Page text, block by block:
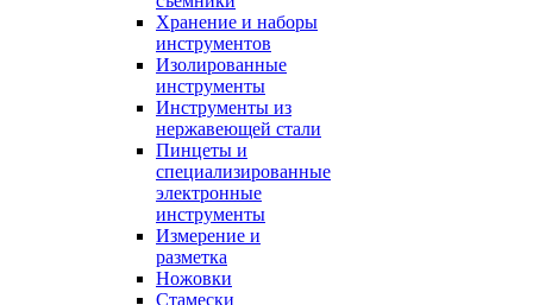
Хранение и наборы
инструментов
Изолированные
инструменты
Инструменты из
нержавеющей стали
Пинцеты и
специализированные
электронные
инструменты
Измерение и
разметка
Ножовки
Стамески